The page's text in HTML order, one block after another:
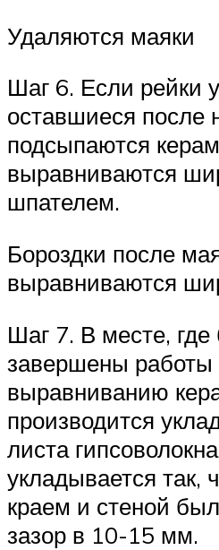
Удаляются маяки
Шаг 6. Если рейки
оставшиеся после
подсыпаются
выравниваются
шпателем.
Бороздки после
выравниваются
Шаг 7. В месте,
завершены работы
выравниванию
производится
листа
укладывается так,
краем и стеной
зазор в 10-15 мм.